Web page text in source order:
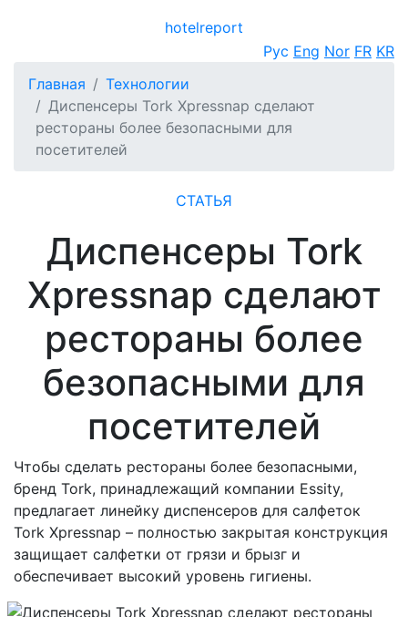
hotelreport
Рус Eng Nor FR KR
Главная
Технологии
Диспенсеры Tork Xpressnap сделают
рестораны более безопасными для
посетителей
СТАТЬЯ
Диспенсеры Tork
Xpressnap сделают
рестораны более
безопасными для
посетителей
Чтобы сделать рестораны более безопасными,
бренд Tork, принадлежащий компании Essity,
предлагает линейку диспенсеров для салфеток
Tork Xpressnap – полностью закрытая конструкция
защищает салфетки от грязи и брызг и
обеспечивает высокий уровень гигиены.